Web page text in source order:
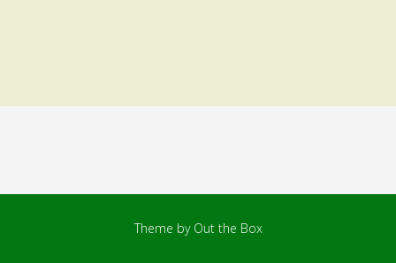
Theme by Out the Box